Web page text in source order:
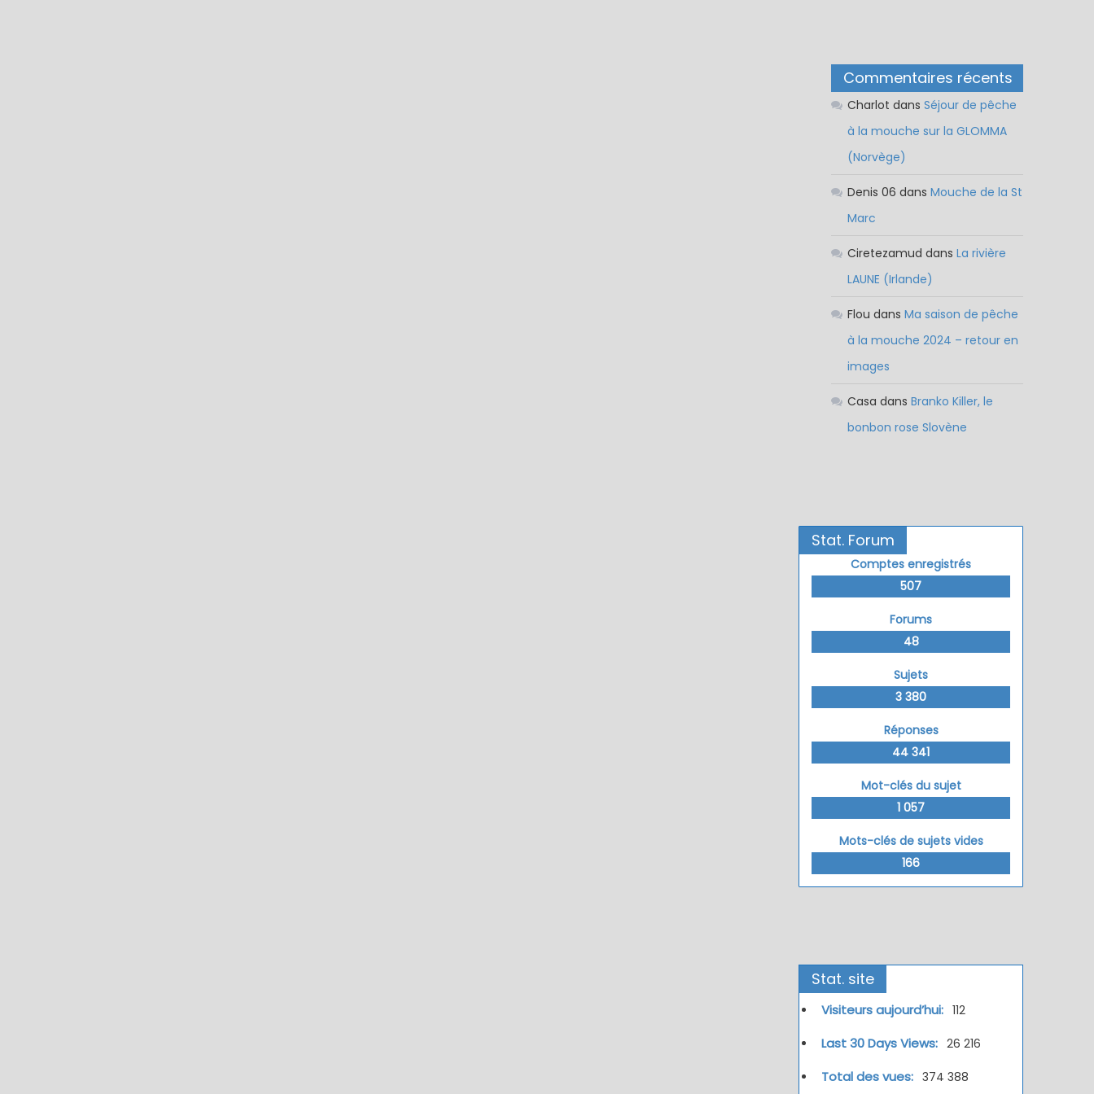
Commentaires récents
Charlot dansSéjour de pêche
à la mouche sur la GLOMMA
(Norvège)
Denis 06 dansMouche de la St
Marc
Ciretezamud dansLa rivière
LAUNE (Irlande)
Flou dansMa saison de pêche
à la mouche 2024 – retour en
images
Casa dansBranko Killer, le
bonbon rose Slovène
Stat. Forum
Comptes enregistrés
507
Forums
48
Sujets
3 380
Réponses
44 341
Mot-clés du sujet
1 057
Mots-clés de sujets vides
166
Stat. site
Visiteurs aujourd’hui: 112
Last 30 Days Views: 26 216
Total des vues: 374 388